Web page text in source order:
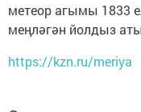
метеор агымы 1833
меңләгән йолдыз
https://kzn.ru/meriya